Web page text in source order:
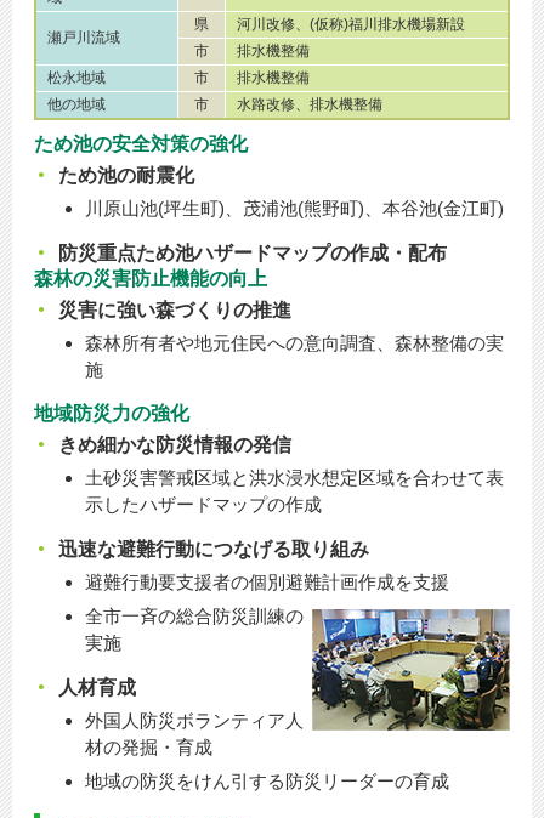
瀬戸川流域
県
河川改修、(仮称)福川排水機場新設
市
排水機整備
松永地域
市
排水機整備
他の地域
市 水路改修、排水機整備
ため池の安全対策の強化
ため池の耐震化
川原山池(坪生町)、茂浦池(熊野町)、本谷池(金江町)
防災重点ため池ハザードマップの作成・配布
森林の災害防止機能の向上
災害に強い森づくりの推進
森林所有者や地元住民への意向調査、森林整備の実
施
地域防災力の強化
きめ細かな防災情報の発信
土砂災害警戒区域と洪水浸水想定区域を合わせて表
示したハザードマップの作成
迅速な避難行動につなげる取り組み
避難行動要支援者の個別避難計画作成を支援
全市一斉の総合防災訓練の
実施
人材育成
外国人防災ボランティア人
材の発掘・育成
地域の防災をけん引する防災リーダーの育成